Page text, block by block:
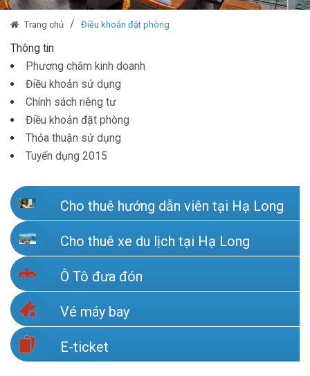
Trang chủ / Điều khoản đặt phòng
Thông tin
Phương châm kinh doanh
Điều khoản sử dụng
Chính sách riêng tư
Điều khoản đặt phòng
Thỏa thuận sử dụng
Tuyển dụng 2015
Cho thuê hướng dẫn viên tại Hạ Long
Cho thuê xe du lịch tại Hạ Long
Ô Tô đưa đón
Vé máy bay
E-ticket